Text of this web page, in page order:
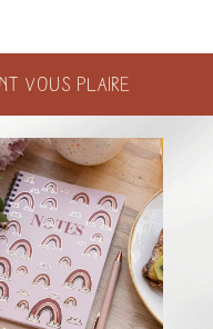
vous plaire